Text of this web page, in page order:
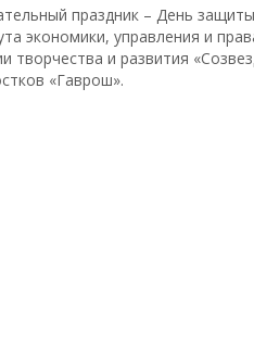
праздник – День
экономики, управления и
творчества и развития
«Гаврош».